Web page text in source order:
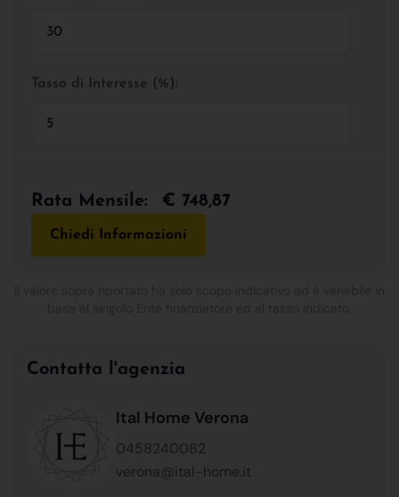
Tasso di Interesse (%):
Rata Mensile: € 748,87
Chiedi Informazioni
Contatta l'agenzia
Ital Home Verona
0458240082
verona@ital-home.it